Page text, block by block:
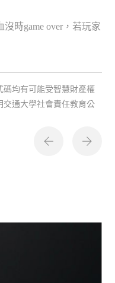
時game over，若玩家
均有可能受智慧財產權
交通大學社會責任教育公